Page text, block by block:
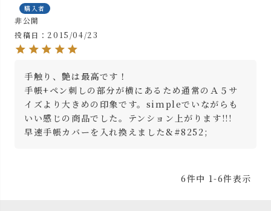
購入者
非公開
投稿日
2015/04/23
手触り、艶は最高です！
手帳+ペン刺しの部分が横にあるため通常のＡ５サ
イズより大きめの印象です。simpleでいながらも
いい感じの商品でした。テンション上がります!!!
6件中 1-6件表示